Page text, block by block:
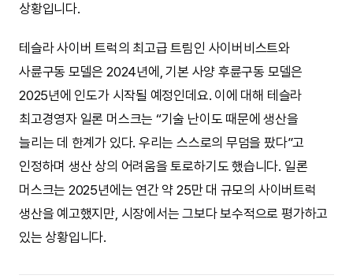
상황입니다.
테슬라 사이버 트럭의 최고급 트림인 사이버비스트와
사륜구동 모델은 2024년에, 기본 사양 후륜구동 모델은
2025년에 인도가 시작될 예정인데요. 이에 대해 테슬라
최고경영자 일론 머스크는 “기술 난이도 때문에 생산을
늘리는 데 한계가 있다. 우리는 스스로의 무덤을 팠다”고
인정하며 생산 상의 어려움을 토로하기도 했습니다. 일론
머스크는 2025년에는 연간 약 25만 대 규모의 사이버트럭
생산을 예고했지만, 시장에서는 그보다 보수적으로 평가하고
있는 상황입니다.